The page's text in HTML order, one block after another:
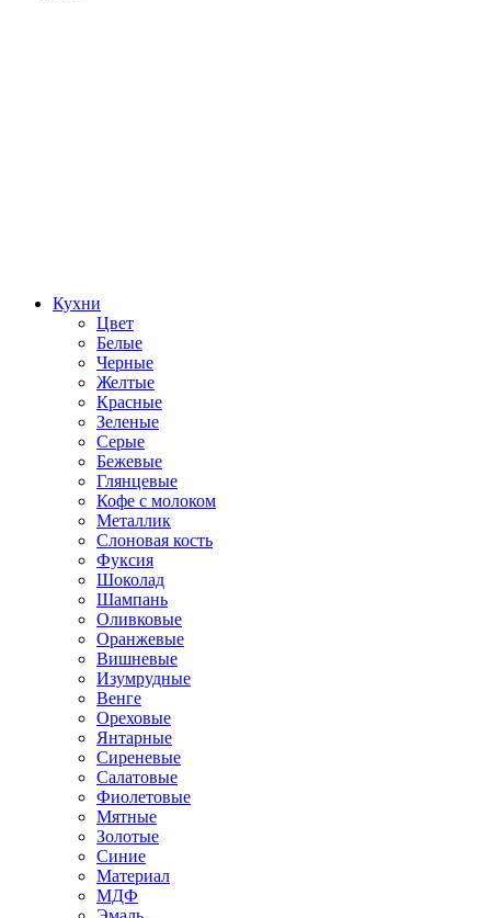
Кухни
Цвет
Белые
Черные
Желтые
Красные
Зеленые
Серые
Бежевые
Глянцевые
Кофе с молоком
Металлик
Слоновая кость
Фуксия
Шоколад
Шампань
Оливковые
Оранжевые
Вишневые
Изумрудные
Венге
Ореховые
Янтарные
Сиреневые
Салатовые
Фиолетовые
Мятные
Золотые
Синие
Материал
МДФ